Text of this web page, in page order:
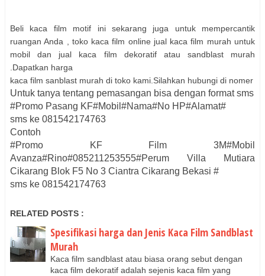
Beli kaca film motif ini sekarang juga untuk mempercantik
ruangan Anda , toko kaca film online jual kaca film murah untuk
mobil dan jual kaca film dekoratif atau sandblast murah
.Dapatkan harga
kaca film sanblast murah di toko kami.Silahkan hubungi di nomer
Untuk tanya tentang pemasangan bisa dengan format sms
#Promo Pasang KF#Mobil#Nama#No HP#Alamat#
sms ke 081542174763
Contoh
#Promo KF Film 3M#Mobil
Avanza#Rino#085211253555#Perum Villa Mutiara
Cikarang Blok F5 No 3 Ciantra Cikarang Bekasi #
sms ke 081542174763
RELATED POSTS :
Spesifikasi harga dan Jenis Kaca Film Sandblast
Murah
Kaca film sandblast atau biasa orang sebut dengan
kaca film dekoratif adalah sejenis kaca film yang